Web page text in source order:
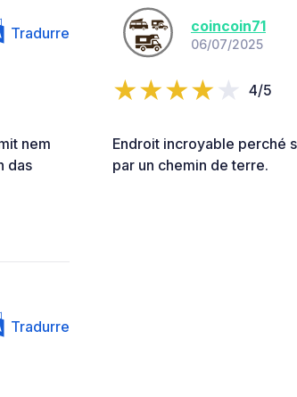
Tradurre
nem
das
coincoin71
06/07/2025
4/5
Endroit incroyable perché
par un chemin de terre.
Tradurre